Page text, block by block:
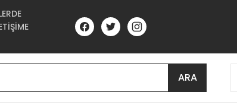
ARA